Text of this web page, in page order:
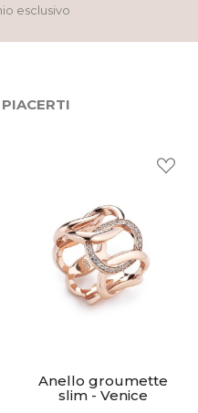
esclusivo
Anello groumette
slim - Venice